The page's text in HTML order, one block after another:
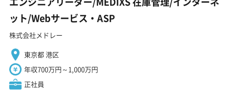
ット/Webサービス・ASP
株式会社メドレー
東京都 港区
年収700万円～1,000万円
正社員